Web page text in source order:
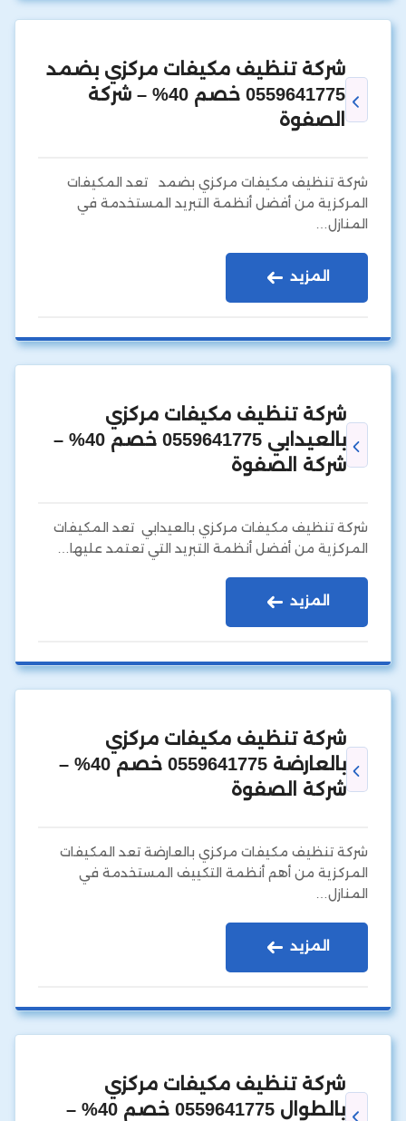
شركة تنظيف مكيفات مركزي بضمد
0559641775 خصم 40% – شركة
الصفوة
شركة تنظيف مكيفات مركزي بضمد تعد المكيفات
المركزية من أفضل أنظمة التبريد المستخدمة في
المنازل…
المزيد
شركة تنظيف مكيفات مركزي
بالعيدابي 0559641775 خصم 40% –
شركة الصفوة
شركة تنظيف مكيفات مركزي بالعيدابي تعد المكيفات
المركزية من أفضل أنظمة التبريد التي تعتمد عليها…
المزيد
شركة تنظيف مكيفات مركزي
بالعارضة 0559641775 خصم 40% –
شركة الصفوة
شركة تنظيف مكيفات مركزي بالعارضة تعد المكيفات
المركزية من أهم أنظمة التكييف المستخدمة في
المنازل…
المزيد
شركة تنظيف مكيفات مركزي
بالطوال 0559641775 خصم 40% –